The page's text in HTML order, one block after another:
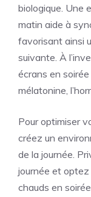
biologique. Une
matin aide à
favorisant ainsi
suivante. À
écrans en
mélatonine,
Pour optimiser
créez un
de la journée.
journée et
chauds en